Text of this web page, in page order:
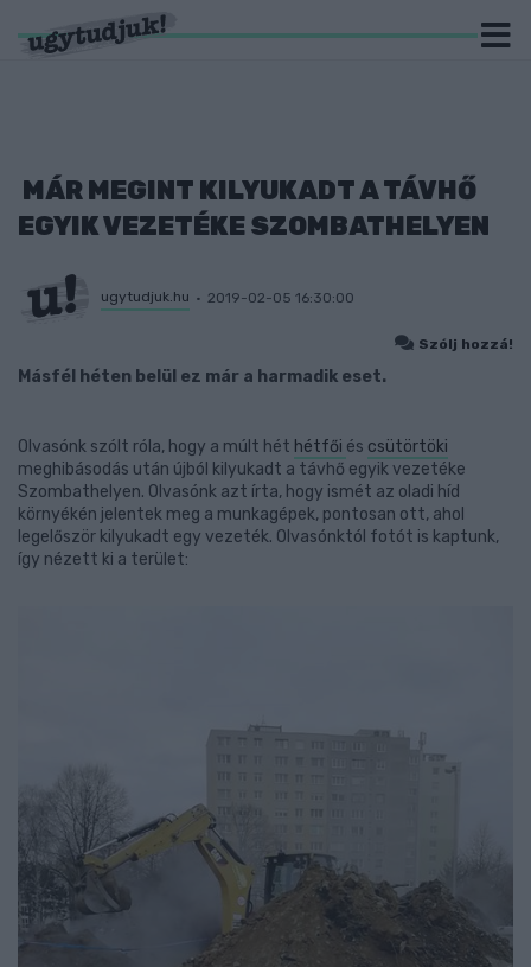
MÁR MEGINT KILYUKADT A TÁVHŐ
EGYIK VEZETÉKE SZOMBATHELYEN
ugytudjuk.hu 2019-02-05 16:30:00
Szólj hozzá!
Másfél héten belül ez már a harmadik eset.
Olvasónk szólt róla, hogy a múlt hét hétfői és csütörtöki
meghibásodás után újból kilyukadt a távhő egyik vezetéke
Szombathelyen. Olvasónk azt írta, hogy ismét az oladi híd
környékén jelentek meg a munkagépek, pontosan ott, ahol
legelőször kilyukadt egy vezeték. Olvasónktól fotót is kaptunk,
így nézett ki a terület: